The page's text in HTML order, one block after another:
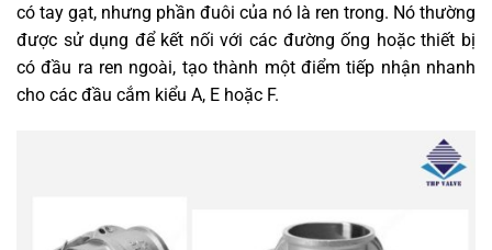
có tay gạt, nhưng phần đuôi của nó là ren trong. Nó thường
được sử dụng để kết nối với các đường ống hoặc thiết bị
có đầu ra ren ngoài, tạo thành một điểm tiếp nhận nhanh
cho các đầu cắm kiểu A, E hoặc F.